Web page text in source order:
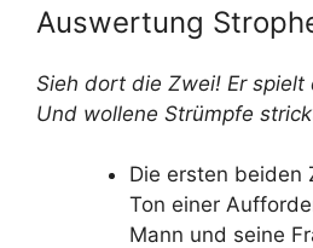
Auswertung
Sieh dort die Zwei! Er spielt
Und wollene Strümpfe
Die ersten beiden
Ton einer
Mann und seine